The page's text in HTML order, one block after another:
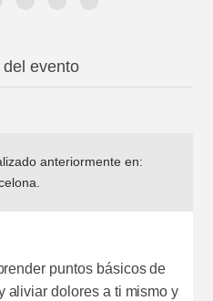
evento
anteriormente en:
puntos básicos de
aliviar dolores a ti mismo y